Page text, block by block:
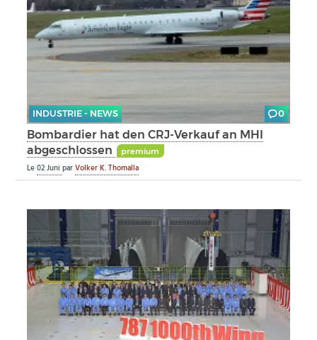
INDUSTRIE - NEWS 0
Bombardier hat den CRJ-Verkauf an MHI
abgeschlossen
premium
Le02 JuniparVolker K. Thomalla